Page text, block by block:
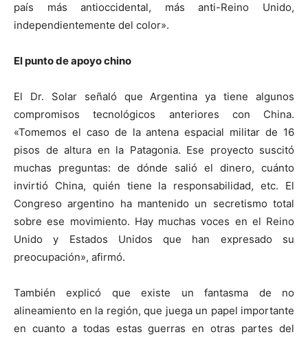
país más antioccidental, más anti-Reino Unido,
independientemente del color».
El punto de apoyo chino
El Dr. Solar señaló que Argentina ya tiene algunos
compromisos tecnológicos anteriores con China.
«Tomemos el caso de la antena espacial militar de 16
pisos de altura en la Patagonia. Ese proyecto suscitó
muchas preguntas: de dónde salió el dinero, cuánto
invirtió China, quién tiene la responsabilidad, etc. El
Congreso argentino ha mantenido un secretismo total
sobre ese movimiento. Hay muchas voces en el Reino
Unido y Estados Unidos que han expresado su
preocupación», afirmó.
También explicó que existe un fantasma de no
alineamiento en la región, que juega un papel importante
en cuanto a todas estas guerras en otras partes del